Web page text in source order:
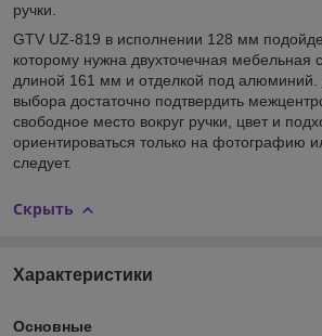
ручки.
GTV UZ-819 в исполнении 128 мм
которому нужна двухточечная мебельная
длиной 161 мм и отделкой под алюминий.
выбора достаточно подтвердить
свободное место вокруг ручки, цвет и
ориентироваться только на фотографию
следует.
Скрыть
Характеристики
Основные